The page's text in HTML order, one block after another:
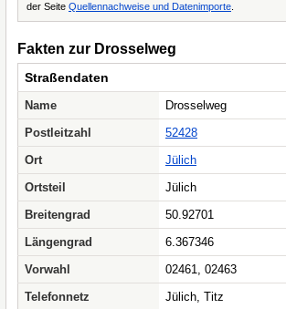
der Seite Quellennachweise und Datenimporte
Fakten zur Drosselweg
Straßendaten
Name
Drosselweg
Postleitzahl
52428
Ort
Jülich
Ortsteil
Jülich
Breitengrad
50.92701
Längengrad
6.367346
Vorwahl
02461, 02463
Telefonnetz
Jülich, Titz